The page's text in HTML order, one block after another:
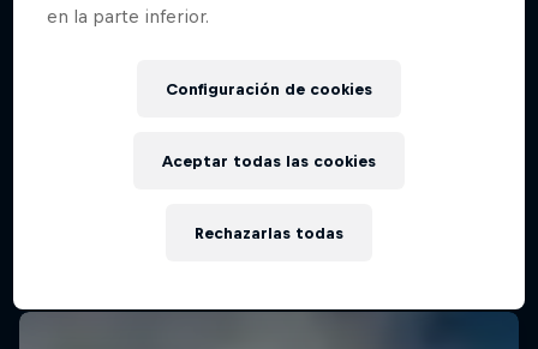
en la parte inferior.
Configuración de cookies
Rechazarlas todas
Aceptar todas las cookies